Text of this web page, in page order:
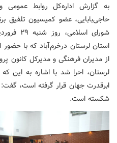
به گزارش اداره‌کل روابط عمومی
حاجی‌بابایی، عضو کمیسیون تلفیق
استان لرستان درخرم‌آباد که با
از مدیران فرهنگی و مدیرکل کانون
لرستان، احرا شد با اشاره به این
ابرقدرت جهان قرار گرفته است، گفت:
شکسته است.